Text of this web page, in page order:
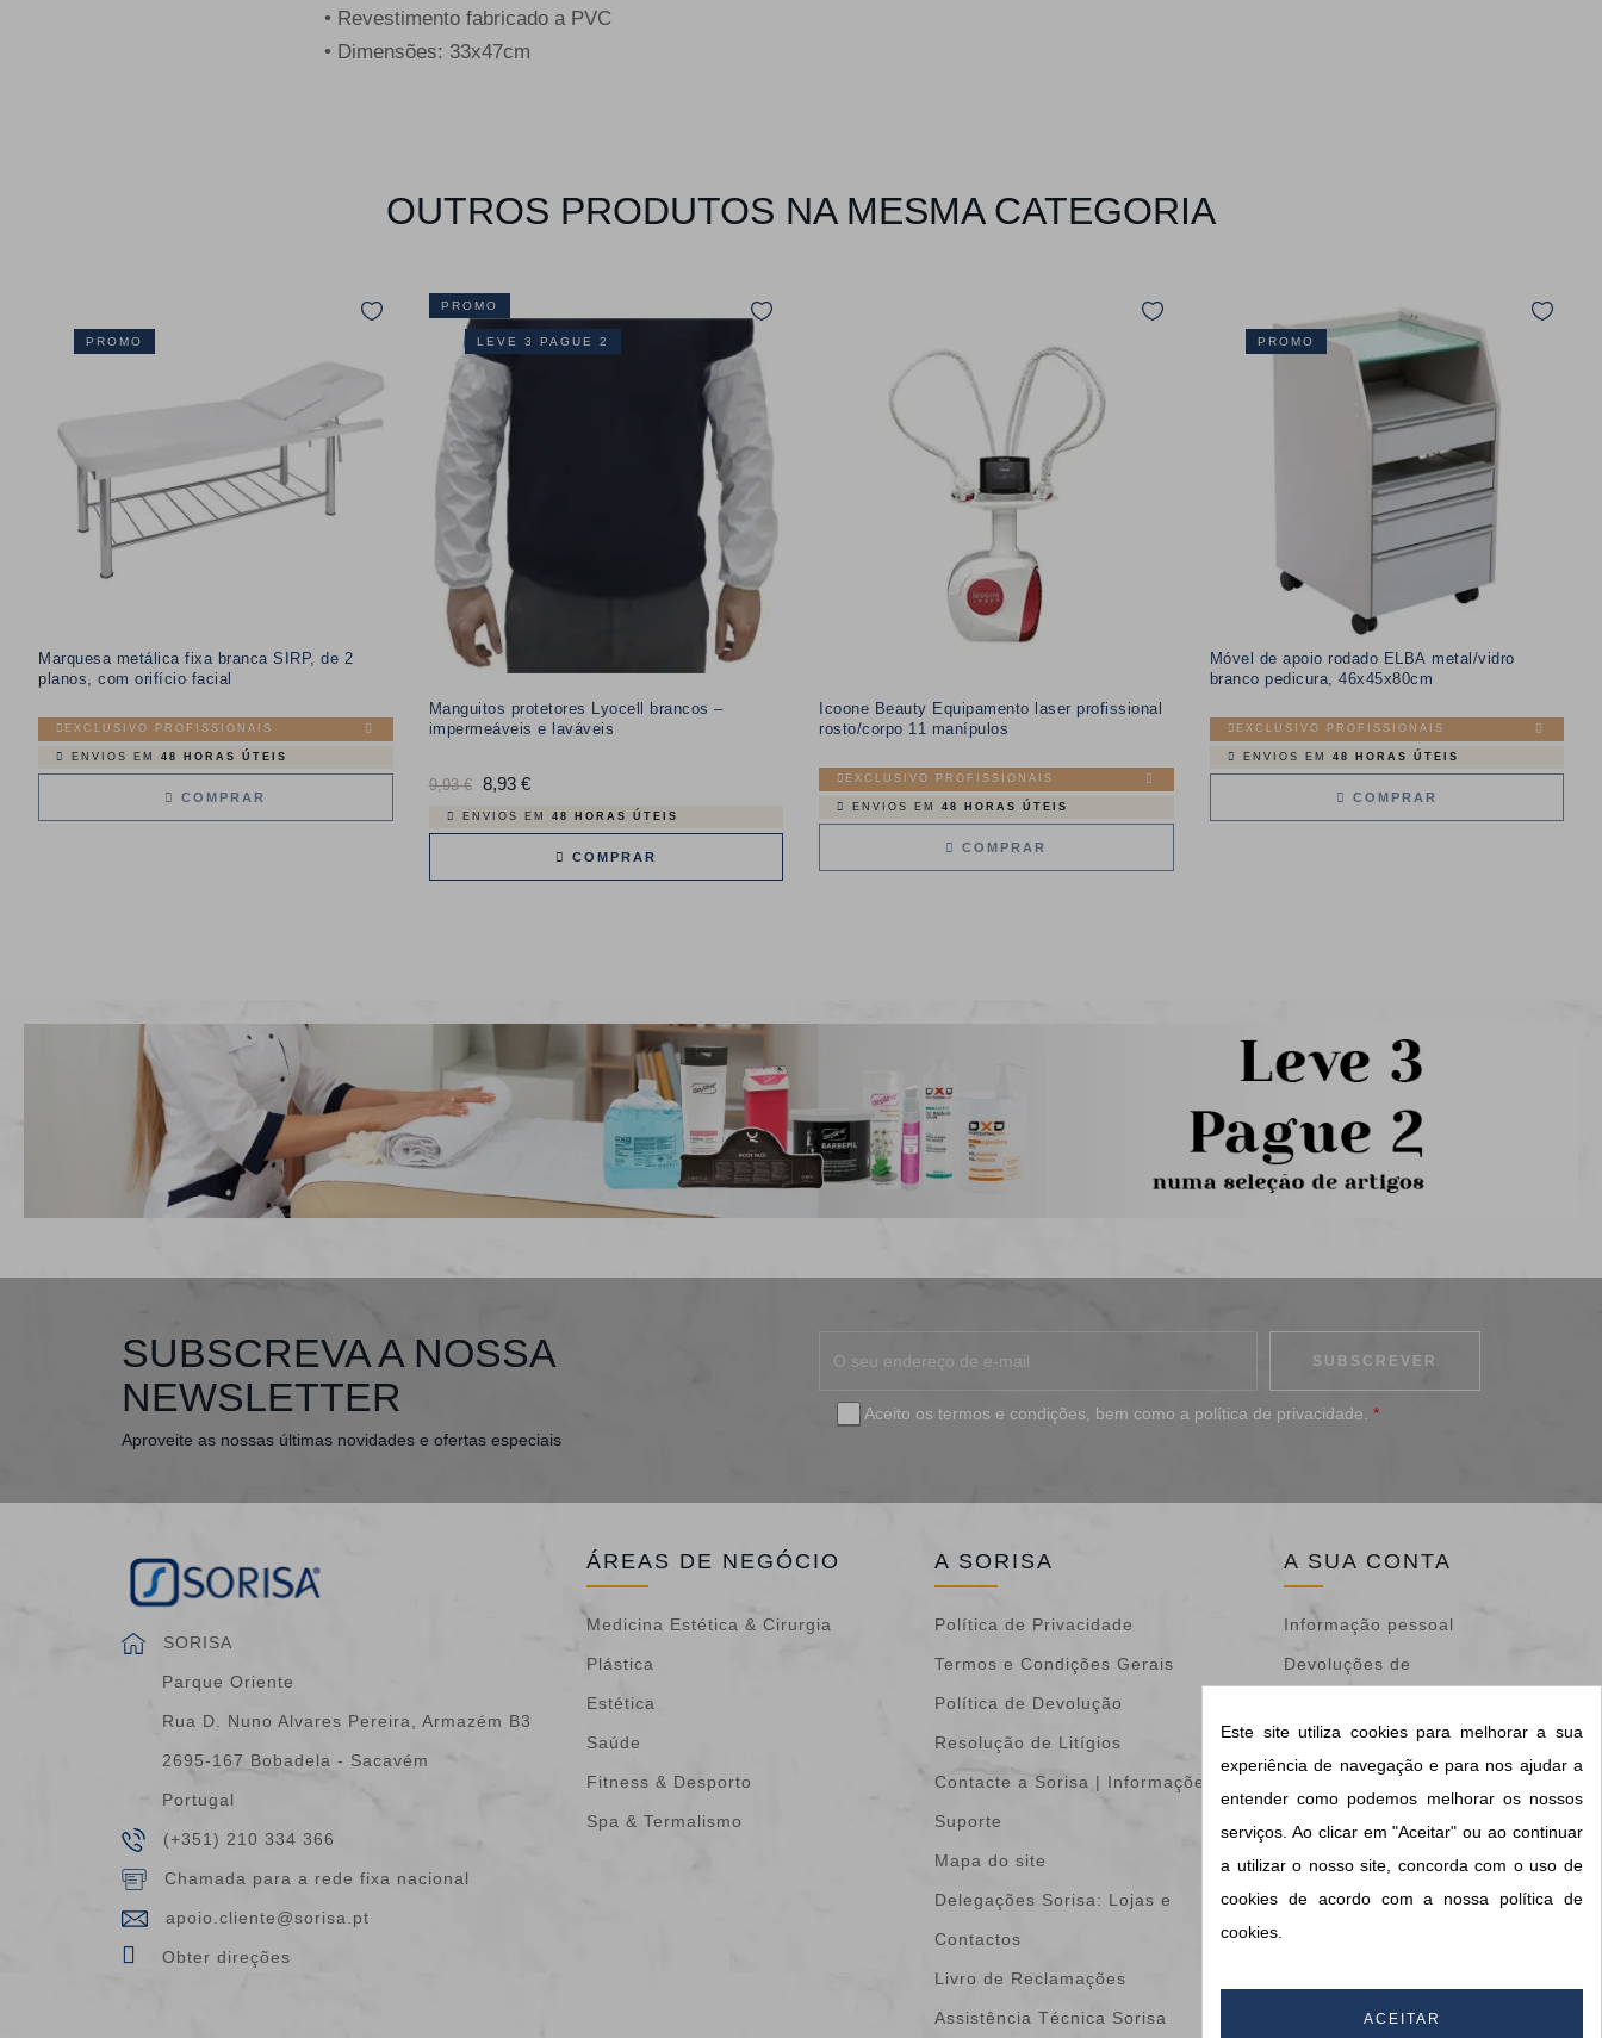
• Revestimento fabricado a PVC
• Dimensões: 33x47cm
OUTROS PRODUTOS NA MESMA CATEGORIA
PROMO
Marquesa metálica fixa branca SIRP, de 2
planos, com orifício facial
EXCLUSIVO PROFISSIONAIS
ENVIOS EM 48 HORAS ÚTEIS
COMPRAR
LEVE 3 PAGUE 2
PROMO
Manguitos protetores Lyocell brancos –
impermeáveis e laváveis
Preço
normal
9,93 € 8,93 €Preço
ENVIOS EM 48 HORAS ÚTEIS
COMPRAR
Icoone Beauty Equipamento laser profissional
rosto/corpo 11 manípulos
EXCLUSIVO PROFISSIONAIS
ENVIOS EM 48 HORAS ÚTEIS
COMPRAR
PROMO
Móvel de apoio rodado ELBA metal/vidro
branco pedicura, 46x45x80cm
EXCLUSIVO PROFISSIONAIS
ENVIOS EM 48 HORAS ÚTEIS
COMPRAR
SUBSCREVA A NOSSA
NEWSLETTER
Aproveite as nossas últimas novidades e ofertas especiais
Aceito os termos e condições , bem como a política de privacidade *
SORISA
Parque Oriente
Rua D. Nuno Alvares Pereira, Armazém B3
2695-167 Bobadela - Sacavém
Portugal
(+351) 210 334 366
Chamada para a rede fixa nacional
apoio.cliente@sorisa.pt
Obter direções
ÁREAS DE NEGÓCIO
Medicina Estética & Cirurgia
Plástica
Estética
Saúde
Fitness & Desporto
Spa & Termalismo
A SORISA
Política de Privacidade
Termos e Condições Gerais
Política de Devolução
Resolução de Litígios
Contacte a Sorisa | Informações &
Suporte
Mapa do site
Delegações Sorisa: Lojas e
Contactos
Livro de Reclamações
Assistência Técnica Sorisa
A SUA CONTA
Informação pessoal
Devoluções de
Encomendas
Notas de crédito
Vales de desconto
Os meus alertas
Informações do meu
Este site utiliza cookies para melhorar a sua
experiência de navegação e para nos ajudar a
entender como podemos melhorar os nossos
serviços. Ao clicar em "Aceitar" ou ao continuar
a utilizar o nosso site, concorda com o uso de
cookies de acordo com a nossa política de
cookies.
ACEITAR